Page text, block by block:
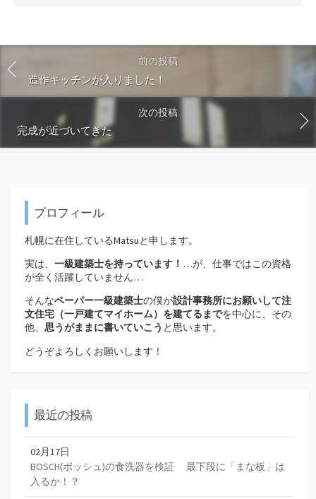
前の投稿
造作キッチンが入りました！
次の投稿
完成が近づいてきた
プロフィール
札幌に在住しているMatsuと申します。
実は、 一級建築士を持っています！ …が、仕事ではこの資格
が全く活躍していません…
そんなペーパー一級建築士の僕が設計事務所にお願いして注
文住宅（一戸建てマイホーム）を建てるまでを中心に、その
他、 思うがままに書いていこう と思います。
どうぞよろしくお願いします！
最近の投稿
02月17日
BOSCH(ボッシュ)の食洗器を検証 最下段に「まな板」は
入るか！？